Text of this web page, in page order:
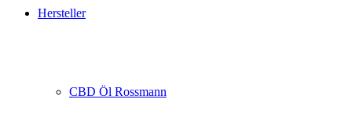
Hersteller
CBD Öl Rossmann